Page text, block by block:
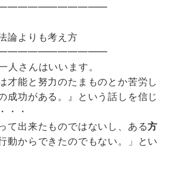
論よりも考え方
さんはいいます。
才能と努力のたまものとか苦労し
成功がある。』という話しを信じ
・・
て出来たものではないし、ある方
動からできたのでもない。」とい